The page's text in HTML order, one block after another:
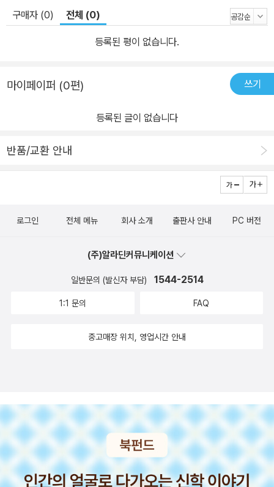
어 교육용 시 사 한자에 관한 기초 연구> 외 다수 주요?저서 《재미있
는 한국어 3?5》(공저), 《세종 한국어 7~8》(공저), 《재외동 포를 위
한 한국어 6-2》(공저), 《고려대 한국어 1~3》(공저), 《고려대 재미있
려대학교 국제어학원 한국어센터 강사 박연희?Park, Yeonhee 고
려대학교 국제어학원 한국어센터 강사 김민지?Kim, Minji 고려대학
구매자 (0) 전체 (0)
등록된 평이 없습니다.
마이페이퍼 (0편) 쓰기
등록된 글이 없습니다
반품/교환 안내
로그인 전체 메뉴 회사 소개 출판사 안내 PC 버전
(주)알라딘커뮤니케이션
일반문의 (발신자 부담) 1544-2514
1:1 문의 FAQ
중고매장 위치, 영업시간 안내